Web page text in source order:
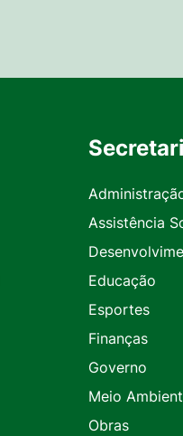
Assistência
Educação
Esportes
Finanças
Governo
Meio
Obras